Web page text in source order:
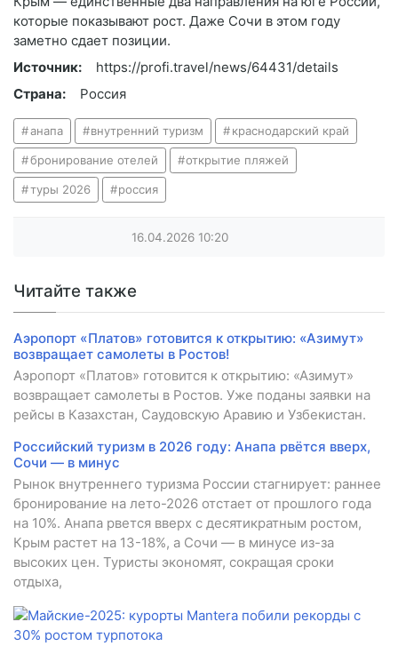
которые показывают рост. Даже Сочи в этом году
заметно сдает позиции.
Источник:
https://profi.travel/news/64431/details
Страна:
Россия
анапа внутренний туризм краснодарский край
бронирование отелей открытие пляжей
туры 2026 россия
16.04.2026 10:20
Читайте также
Аэропорт «Платов» готовится к открытию: «Азимут»
возвращает самолеты в Ростов!
Аэропорт «Платов» готовится к открытию: «Азимут»
возвращает самолеты в Ростов. Уже поданы заявки на
рейсы в Казахстан, Саудовскую Аравию и Узбекистан.
Российский туризм в 2026 году: Анапа рвётся вверх,
Сочи — в минус
Рынок внутреннего туризма России стагнирует: раннее
бронирование на лето-2026 отстает от прошлого года
на 10%. Анапа рвется вверх с десятикратным ростом,
Крым растет на 13-18%, а Сочи — в минусе из-за
высоких цен. Туристы экономят, сокращая сроки
отдыха,